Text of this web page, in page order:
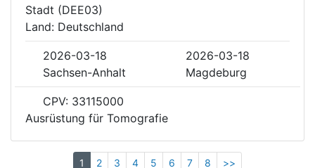
Stadt (DEE03)
Land: Deutschland
2026-03-18
2026-03-18
Sachsen-Anhalt
Magdeburg
CPV: 33115000
Ausrüstung für Tomografie
1 2 3 4 5 6 7 8 >>